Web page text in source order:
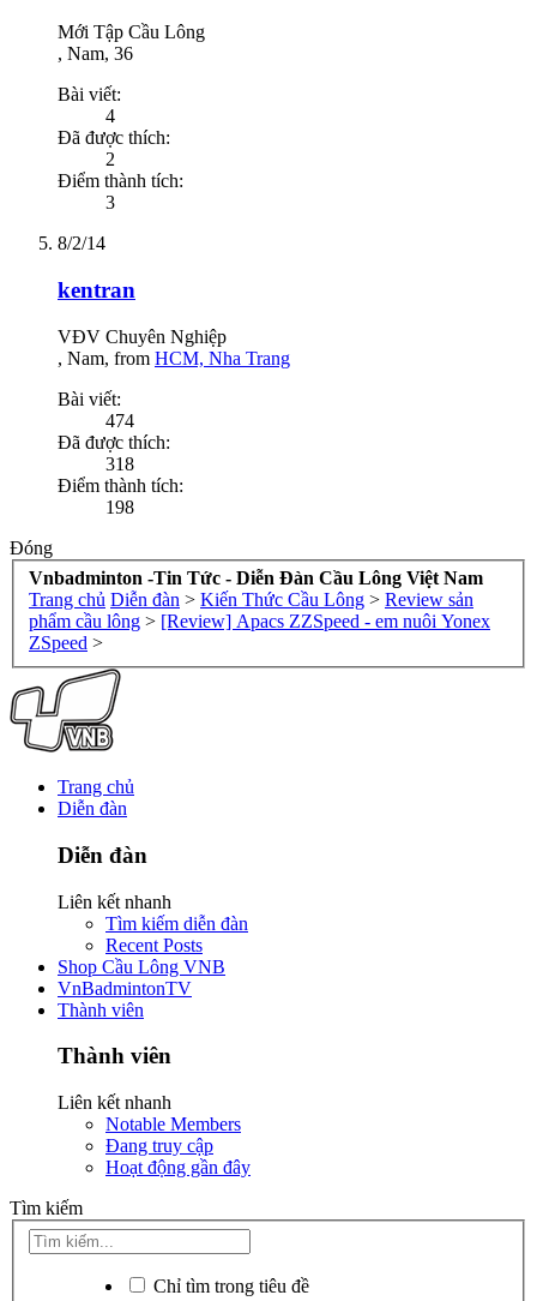
Mới Tập Cầu Lông
, Nam, 36
Bài viết:
4
Đã được thích:
2
Điểm thành tích:
3
8/2/14
kentran
VĐV Chuyên Nghiệp
, Nam, from HCM, Nha Trang
Bài viết:
474
Đã được thích:
318
Điểm thành tích:
198
Đóng
Vnbadminton -Tin Tức - Diễn Đàn Cầu Lông Việt Nam
Trang chủ Diễn đàn > Kiến Thức Cầu Lông > Review sản
phẩm cầu lông > [Review] Apacs ZZSpeed - em nuôi Yonex
ZSpeed >
Trang chủ
Diễn đàn
Diễn đàn
Liên kết nhanh
Tìm kiếm diễn đàn
Recent Posts
Shop Cầu Lông VNB
VnBadmintonTV
Thành viên
Thành viên
Liên kết nhanh
Notable Members
Đang truy cập
Hoạt động gần đây
Tìm kiếm
Chỉ tìm trong tiêu đề